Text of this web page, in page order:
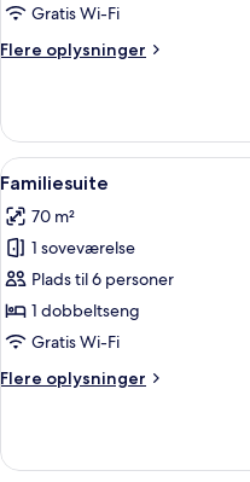
with
View
Gratis Wi-Fi
Flere oplysninger
Flere
Suite
with
Airport
Indlæs
alle
billeder
af
Familiesuite
12
Familiesuite
70 m²
1 soveværelse
Plads til 6 personer
1 dobbeltseng
Gratis Wi-Fi
Flere oplysninger
Flere